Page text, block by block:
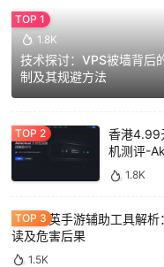
1.8K
技术探讨：VPS被墙背后
制及其规避方法
香港4.99
机测评-
带宽服务
1.8K
和平精英手游辅助工具解
读及危害后果
1.5K